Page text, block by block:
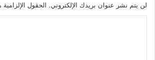
لن يتم نشر عنوان بريدك الإلكتروني. الحقول الإلزامية